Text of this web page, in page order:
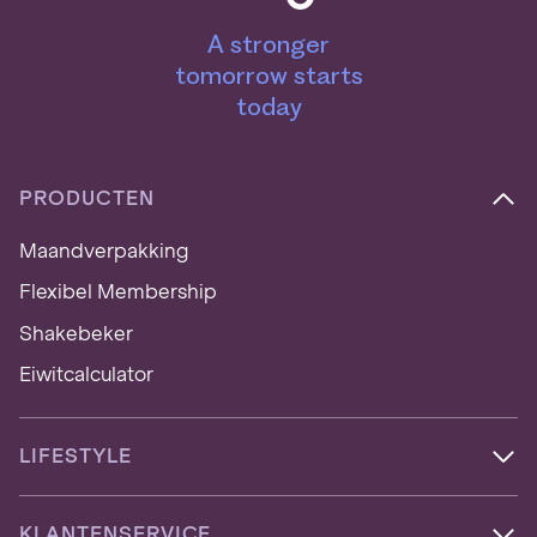
A stronger
tomorrow starts
today
PRODUCTEN
Maandverpakking
Flexibel Membership
Shakebeker
Eiwitcalculator
LIFESTYLE